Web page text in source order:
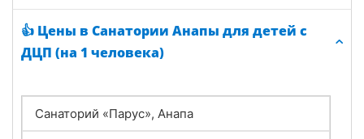
👍 Цены в Санатории Анапы для детей с
ДЦП (на 1 человека)
Санаторий «Парус», Анапа